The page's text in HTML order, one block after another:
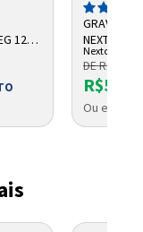
12V
NEXTTECH
Nextcall
DE R$
Ou em até